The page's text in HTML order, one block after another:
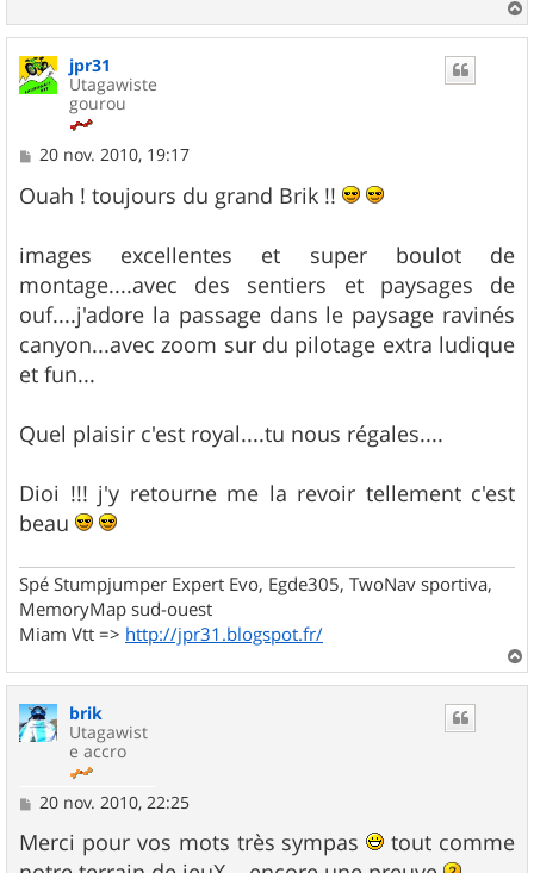
a
jpr31
Utagawiste
gourou
M
s
s
g
e
20 nov. 2010, 19:17
Ouah ! toujours du grand Brik !!
images excellentes et super boulot de
montage....avec des sentiers et paysages de
ouf....j'adore la passage dans le paysage ravinés
canyon...avec zoom sur du pilotage extra ludique
et fun...
Quel plaisir c'est royal....tu nous régales....
Dioi !!! j'y retourne me la revoir tellement c'est
beau
Spé Stumpjumper Expert Evo, Egde305, TwoNav sportiva,
MemoryMap sud-ouest
Miam Vtt => http://jpr31.blogspot.fr/
a
brik
Utagawist
e accro
M
s
s
20 nov. 2010, 22:25
Merci pour vos mots très sympas
tout comme